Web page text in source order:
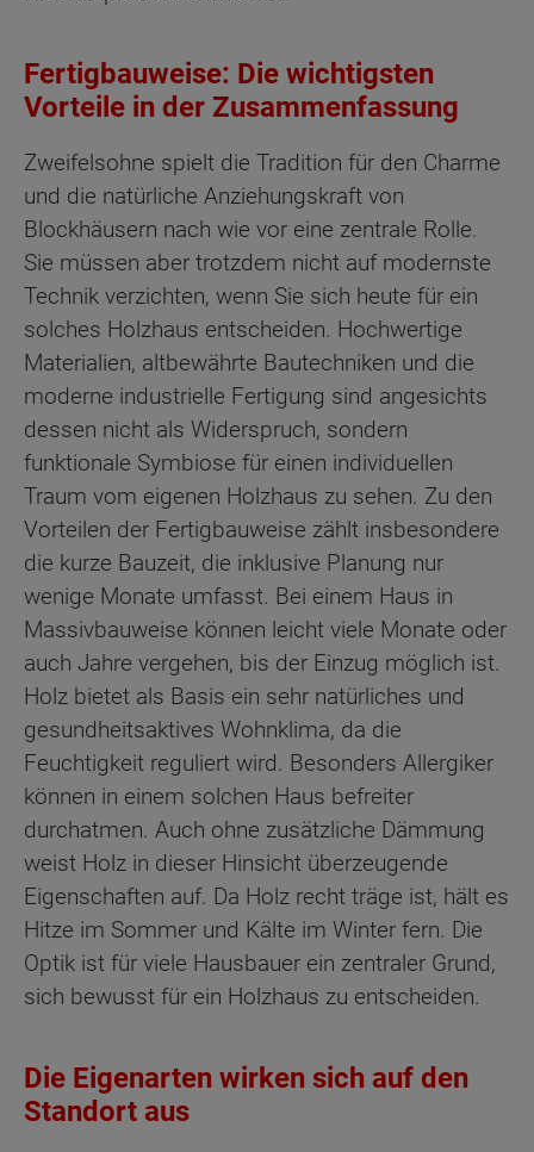
Fertigbauweise: Die wichtigsten
Vorteile in der Zusammenfassung
Zweifelsohne spielt die Tradition für den Charme
und die natürliche Anziehungskraft von
Blockhäusern nach wie vor eine zentrale Rolle.
Sie müssen aber trotzdem nicht auf modernste
Technik verzichten, wenn Sie sich heute für ein
solches Holzhaus entscheiden. Hochwertige
Materialien, altbewährte Bautechniken und die
moderne industrielle Fertigung sind angesichts
dessen nicht als Widerspruch, sondern
funktionale Symbiose für einen individuellen
Traum vom eigenen Holzhaus zu sehen. Zu den
Vorteilen der Fertigbauweise zählt insbesondere
die kurze Bauzeit, die inklusive Planung nur
wenige Monate umfasst. Bei einem Haus in
Massivbauweise können leicht viele Monate oder
auch Jahre vergehen, bis der Einzug möglich ist.
Holz bietet als Basis ein sehr natürliches und
gesundheitsaktives Wohnklima, da die
Feuchtigkeit reguliert wird. Besonders Allergiker
können in einem solchen Haus befreiter
durchatmen. Auch ohne zusätzliche Dämmung
weist Holz in dieser Hinsicht überzeugende
Eigenschaften auf. Da Holz recht träge ist, hält es
Hitze im Sommer und Kälte im Winter fern. Die
Optik ist für viele Hausbauer ein zentraler Grund,
sich bewusst für ein Holzhaus zu entscheiden.
Die Eigenarten wirken sich auf den
Standort aus